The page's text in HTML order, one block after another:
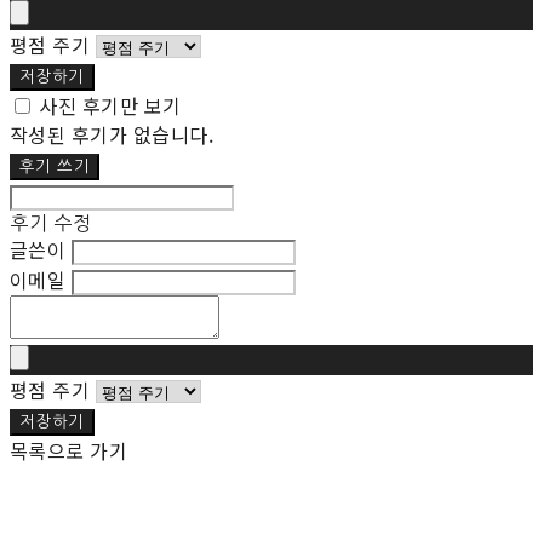
평점 주기
저장하기
사진 후기만 보기
작성된 후기가 없습니다.
후기 쓰기
후기 수정
글쓴이
이메일
평점 주기
저장하기
목록으로 가기